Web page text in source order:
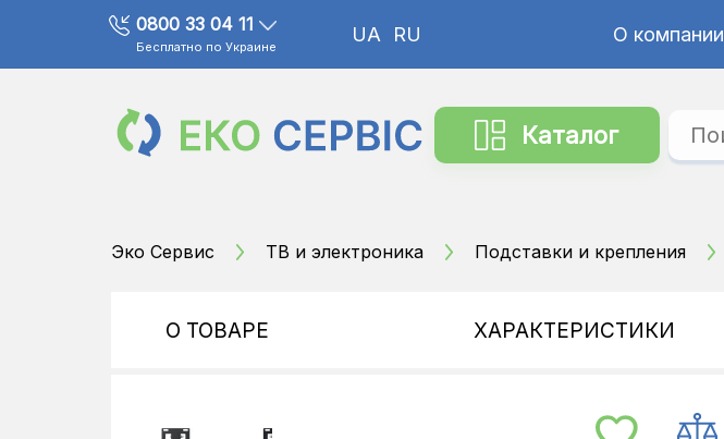
0800 33 04 11
Бесплатно по Украине
UA RU О компании
Каталог
Эко Сервис ТВ и электроника Подставки и крепления
О ТОВАРЕ ХАРАКТЕРИСТИКИ